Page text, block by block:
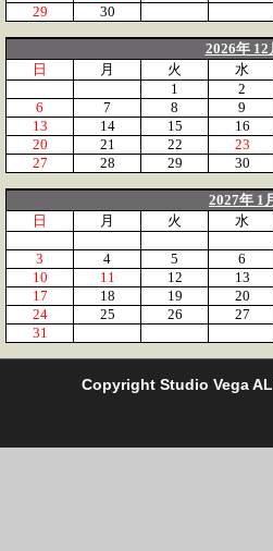
29
30
2026年 12
日
月 火 水
1
2
6
7 8 9
13
14 15 16
20
21 22 23
27
28 29 30
2027年 1月
日
月 火 水
3
4 5 6
10
11 12 13
17
18 19 20
24
25 26 27
31
Copyright Studio Vega